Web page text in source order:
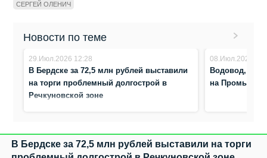
СЕРГЕЙ ОЛЕНИЧ
Новости по теме
29.Июл.2026 12:28
В Бердске за 72,5 млн рублей выставили
на торги проблемный долгострой в
Речкуновской зоне
08.Июл.2026
Водовод,
на
В Бердске за 72,5 млн рублей выставили на торги